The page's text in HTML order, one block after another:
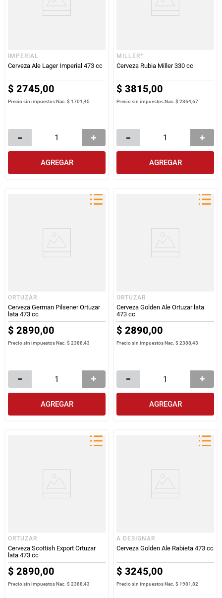
IMPERIAL
Cerveza Ale Lager Imperial 473 cc
$ 2745,00
Precio sin impuestos Nac.$ 1701,45
AGREGAR
MILLER*
Cerveza Rubia Miller 330 cc
$ 3815,00
Precio sin impuestos Nac.$ 2364,67
AGREGAR
ORTUZAR
Cerveza German Pilsener Ortuzar
lata 473 cc
$ 2890,00
Precio sin impuestos Nac.$ 2388,43
AGREGAR
ORTUZAR
Cerveza Golden Ale Ortuzar lata
473 cc
$ 2890,00
Precio sin impuestos Nac.$ 2388,43
AGREGAR
ORTUZAR
Cerveza Scottish Export Ortuzar
lata 473 cc
$ 2890,00
Precio sin impuestos Nac.$ 2388,43
A DESIGNAR
Cerveza Golden Ale Rabieta 473 cc
$ 3245,00
Precio sin impuestos Nac.$ 1981,82